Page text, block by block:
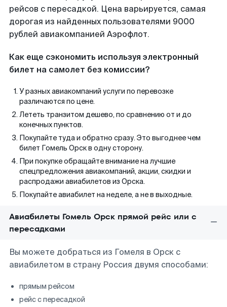
рейсов с пересадкой. Цена варьируется, самая
дорогая из найденных пользователями 9000
рублей авиакомпанией Аэрофлот.
Как еще сэкономить используя электронный
билет на самолет без комиссии?
У разных авиакомпаний услуги по перевозке
различаются по цене.
Лететь транзитом дешево, по сравнению от и до
конечных пунктов.
Покупайте туда и обратно сразу. Это выгоднее чем
билет Гомель Орск в одну сторону.
При покупке обращайте внимание на лучшие
спецпредложения авиакомпаний, акции, скидки и
распродажи авиабилетов из Орска.
Покупайте авиабилет на неделе, а не в выходные.
Авиабилеты Гомель Орск прямой рейс или с
пересадками
Вы можете добраться из Гомеля в Орск с
авиабилетом в страну Россия двумя способами:
прямым рейсом
рейс с пересадкой